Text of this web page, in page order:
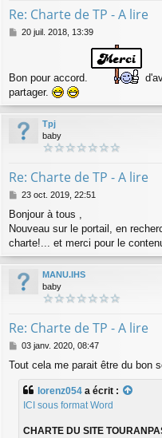
Re: Charte de TP - A lire
M
a
g
20 juil. 2018, 13:39
Bon pour accord.
partager.
Tpj
baby
Re: Charte de TP - A lire
M
s
s
a
e
23 oct. 2019, 22:51
Bonjour à tous ,
Nouveau sur le portail, en
charte!... et merci pour le
MANU.IHS
baby
Re: Charte de TP - A lire
M
s
s
03 janv. 2020, 08:47
Tout cela me parait être du bon
lorenz054 a écrit :
ICI sous format Word
CHARTE DU SITE